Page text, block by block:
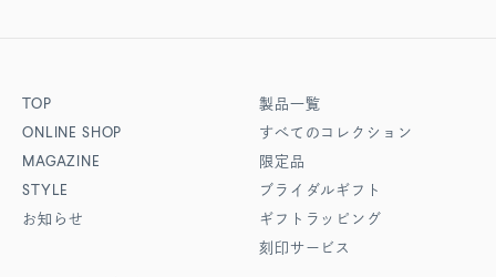
TOP
ONLINE SHOP
MAGAZINE
STYLE
お知らせ
製品一覧
すべてのコレクション
限定品
ブライダルギフト
ギフトラッピング
刻印サービス